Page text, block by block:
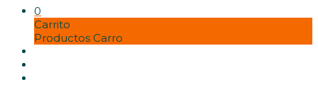
0
Carrito
Productos Carro